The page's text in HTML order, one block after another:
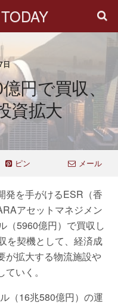
日
円で買収、
資拡大
ピン メール
発を手がけるESR（香
アセットマネジメン
（5960億円）で買収し
を契機として、経済成
が拡大する物流施設や
いく。
（16兆580億円）の運